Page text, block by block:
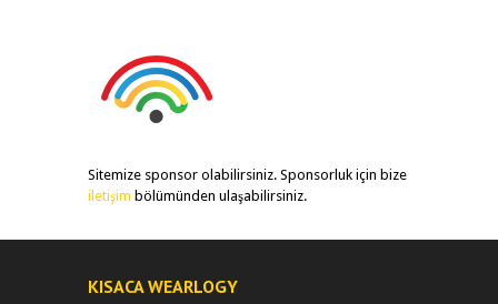
Sitemize sponsor olabilirsiniz. Sponsorluk için bize
iletişim bölümünden ulaşabilirsiniz.
KISACA WEARLOGY